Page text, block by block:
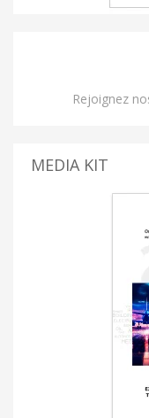
Rejoignez
MEDIA KIT